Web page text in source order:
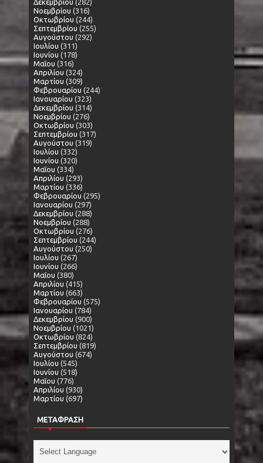
Νοεμβρίου (316)
Οκτωβρίου (244)
Σεπτεμβρίου (255)
Αυγούστου (292)
Ιουλίου (311)
Ιουνίου (178)
Μαΐου (316)
Απριλίου (324)
Μαρτίου (309)
Φεβρουαρίου (244)
Ιανουαρίου (323)
Δεκεμβρίου (314)
Νοεμβρίου (276)
Οκτωβρίου (303)
Σεπτεμβρίου (317)
Αυγούστου (319)
Ιουλίου (332)
Ιουνίου (320)
Μαΐου (334)
Απριλίου (293)
Μαρτίου (336)
Φεβρουαρίου (295)
Ιανουαρίου (297)
Δεκεμβρίου (288)
Νοεμβρίου (288)
Οκτωβρίου (276)
Σεπτεμβρίου (244)
Αυγούστου (250)
Ιουλίου (267)
Ιουνίου (266)
Μαΐου (380)
Απριλίου (415)
Μαρτίου (663)
Φεβρουαρίου (575)
Ιανουαρίου (784)
Δεκεμβρίου (900)
Νοεμβρίου (1021)
Οκτωβρίου (824)
Σεπτεμβρίου (819)
Αυγούστου (674)
Ιουλίου (545)
Ιουνίου (518)
Μαΐου (776)
Απριλίου (930)
Μαρτίου (697)
ΜΕΤΑΦΡΑΣΗ